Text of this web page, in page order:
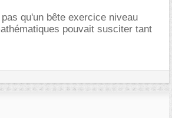
qu'un bête exercice niveau
pouvait susciter tant